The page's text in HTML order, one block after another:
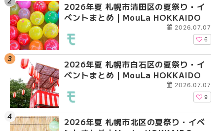
2026年夏 札幌市清田区の夏祭り・イ
ベントまとめ | MouLa HOKKAIDO
2026.07.07
6
2026年夏 札幌市白石区の夏祭り・イ
ベントまとめ | MouLa HOKKAIDO
2026.07.07
9
2026年夏 札幌市北区の夏祭り・イベ
2026年夏 札幌市白石
ベントまとめ |
2026年夏 札幌市西区
ントまとめ | MouLa
2026年夏 札幌市豊平
2026年夏 札幌市北区
ントまとめ | MouLa
2026年夏 札幌市白石
ベントまとめ |
2026年夏 札幌市西区